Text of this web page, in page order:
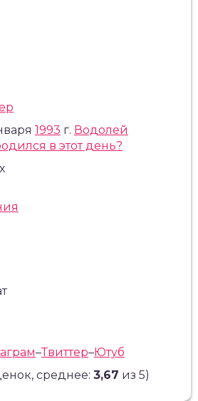
1993 г. Водолей
в этот день?
–Твиттер–Ютуб
среднее: 3,67 из 5)